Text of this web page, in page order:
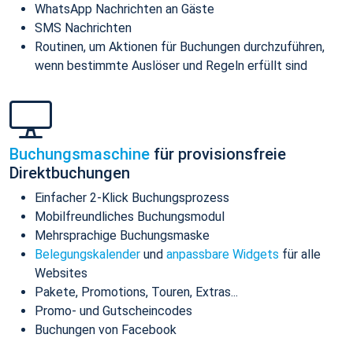
WhatsApp Nachrichten an Gäste
SMS Nachrichten
Routinen, um Aktionen für Buchungen durchzuführen,
wenn bestimmte Auslöser und Regeln erfüllt sind
Buchungsmaschine für provisionsfreie
Direktbuchungen
Einfacher 2-Klick Buchungsprozess
Mobilfreundliches Buchungsmodul
Mehrsprachige Buchungsmaske
Belegungskalender und anpassbare Widgets für alle
Websites
Pakete, Promotions, Touren, Extras...
Promo- und Gutscheincodes
Buchungen von Facebook